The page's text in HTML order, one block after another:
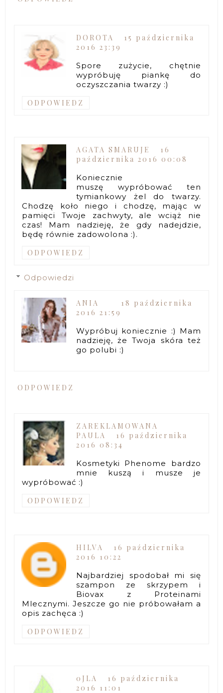
DOROTA
15 października
2016 23:39
Spore zużycie, chętnie
wypróbuję piankę do
oczyszczania twarzy :)
ODPOWIEDZ
AGATA SMARUJE
16
października 2016 00:08
Koniecznie
muszę wypróbować ten
tymiankowy żel do twarzy.
Chodzę koło niego i chodzę, mając w
pamięci Twoje zachwyty, ale wciąż nie
czas! Mam nadzieję, że gdy nadejdzie,
będę równie zadowolona :).
ODPOWIEDZ
Odpowiedzi
ANIA
18 października
2016 21:59
Wypróbuj koniecznie :) Mam
nadzieję, że Twoja skóra też
go polubi :)
ODPOWIEDZ
ZAREKLAMOWANA
PAULA
16 października
2016 08:34
Kosmetyki Phenome bardzo
mnie kuszą i musze je
wypróbować :)
ODPOWIEDZ
HILVA
16 października
2016 10:22
Najbardziej spodobał mi się
szampon ze skrzypem i
Biovax z Proteinami
Mlecznymi. Jeszcze go nie próbowałam a
opis zachęca :)
ODPOWIEDZ
0JLA
16 października
2016 11:01